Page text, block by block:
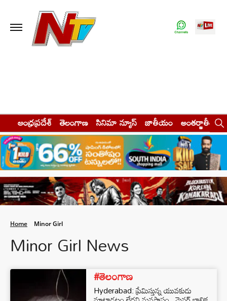
ఆంధ్రప్రదేశ్ తెలంగాణ సినిమా న్యూస్ జాతీయం అంతర్జాతీయం
Home Minor Girl
Minor Girl News
#తెలంగాణ
Hyderabad: ప్రేమిస్తున్న యువకుడు